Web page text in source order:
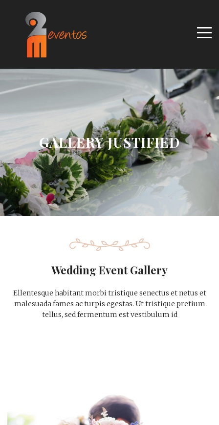
GALLERY JUSTIFIED
Wedding Event Gallery
Ellentesque habitant morbi tristique senectus et netus et
malesuada fames ac turpis egestas. Ut tristique pretium
tellus, sed fermentum est vestibulum id